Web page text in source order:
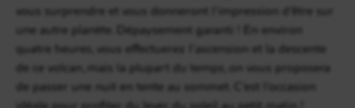
vous surprendre et vous donneront l’impression d’être sur
une autre planète. Dépaysement garanti ! En environ
quatre heures, vous effectuerez l’ascension et la descente
de ce volcan, mais la plupart du temps, on vous proposera
de passer une nuit en tente au sommet. C’est l’occasion
idéale pour profiter du lever du soleil au petit matin !